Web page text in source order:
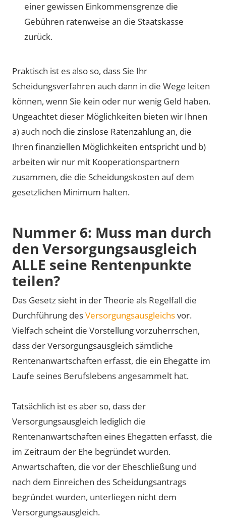
einer gewissen Einkommensgrenze die
Gebühren ratenweise an die Staatskasse
zurück.
Praktisch ist es also so, dass Sie Ihr
Scheidungsverfahren auch dann in die Wege leiten
können, wenn Sie kein oder nur wenig Geld haben.
Ungeachtet dieser Möglichkeiten bieten wir Ihnen
a) auch noch die zinslose Ratenzahlung an, die
Ihren finanziellen Möglichkeiten entspricht und b)
arbeiten wir nur mit Kooperationspartnern
zusammen, die die Scheidungskosten auf dem
gesetzlichen Minimum halten.
Nummer 6: Muss man durch
den Versorgungsausgleich
ALLE seine Rentenpunkte
teilen?
Das Gesetz sieht in der Theorie als Regelfall die
Durchführung desVersorgungsausgleichsvor.
Vielfach scheint die Vorstellung vorzuherrschen,
dass der Versorgungsausgleich sämtliche
Rentenanwartschaften erfasst, die ein Ehegatte im
Laufe seines Berufslebens angesammelt hat.
Tatsächlich ist es aber so, dass der
Versorgungsausgleich lediglich die
Rentenanwartschaften eines Ehegatten erfasst, die
im Zeitraum der Ehe begründet wurden.
Anwartschaften, die vor der Eheschließung und
nach dem Einreichen des Scheidungsantrags
begründet wurden, unterliegen nicht dem
Versorgungsausgleich.